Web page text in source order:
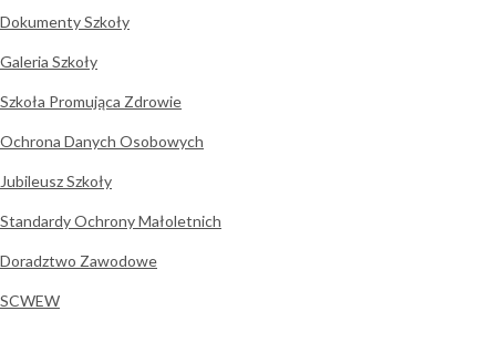
Dokumenty Szkoły
Galeria Szkoły
Szkoła Promująca Zdrowie
Ochrona Danych Osobowych
Jubileusz Szkoły
Standardy Ochrony Małoletnich
Doradztwo Zawodowe
SCWEW